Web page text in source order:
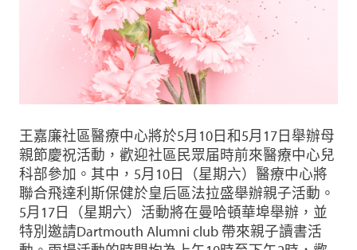
王嘉廉社區醫療中心將於5月10日和5月17日舉辦母
親節慶祝活動，歡迎社區民眾届時前來醫療中心兒
科部參加。其中，5月10日（星期六）醫療中心將
聯合飛達利斯保健於皇后區法拉盛舉辦親子活動。
5月17日（星期六）活動將在曼哈頓華埠舉辦，並
特別邀請Dartmouth Alumni club 帶來親子讀書活